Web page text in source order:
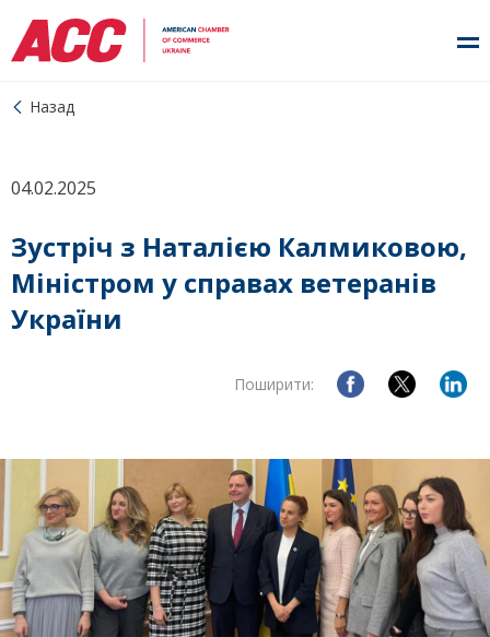
Назад
04.02.2025
Зустріч з Наталією Калмиковою,
Міністром у справах ветеранів
України
Поширити: